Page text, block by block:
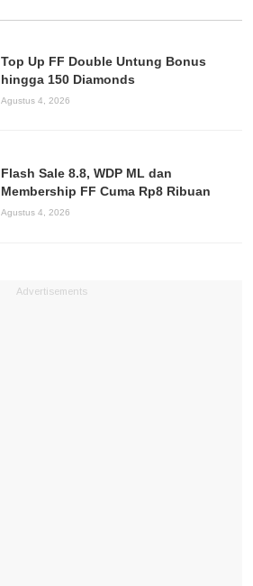
Top Up FF Double Untung Bonus
hingga 150 Diamonds
Agustus 4, 2026
Flash Sale 8.8, WDP ML dan
Membership FF Cuma Rp8 Ribuan
Agustus 4, 2026
Advertisements